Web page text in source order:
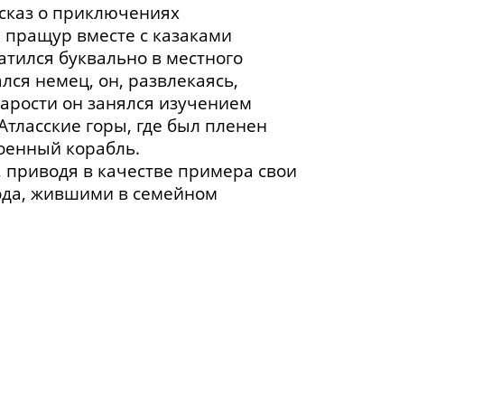
о приключениях
вместе с казаками
буквально в местного
немец, он, развлекаясь,
он занялся изучением
горы, где был пленен
корабль.
в качестве примера свои
жившими в семейном
брате деда, адмирале